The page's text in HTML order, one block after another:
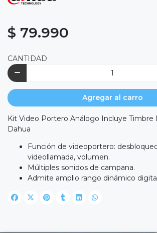
$ 79.990
CANTIDAD
Agregar al carro
Kit Video Portero Análogo Incluye
Dahua
Función de videoportero:
videollamada, volumen.
Múltiples sonidos de campana.
Admite amplio rango dinámico